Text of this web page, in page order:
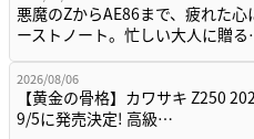
悪魔のZからAE86まで、疲れた心
ーストノート。忙しい大人に贈
2026/08/06
【黄金の骨格】カワサキ Z250
9/5に発売決定! 高級…